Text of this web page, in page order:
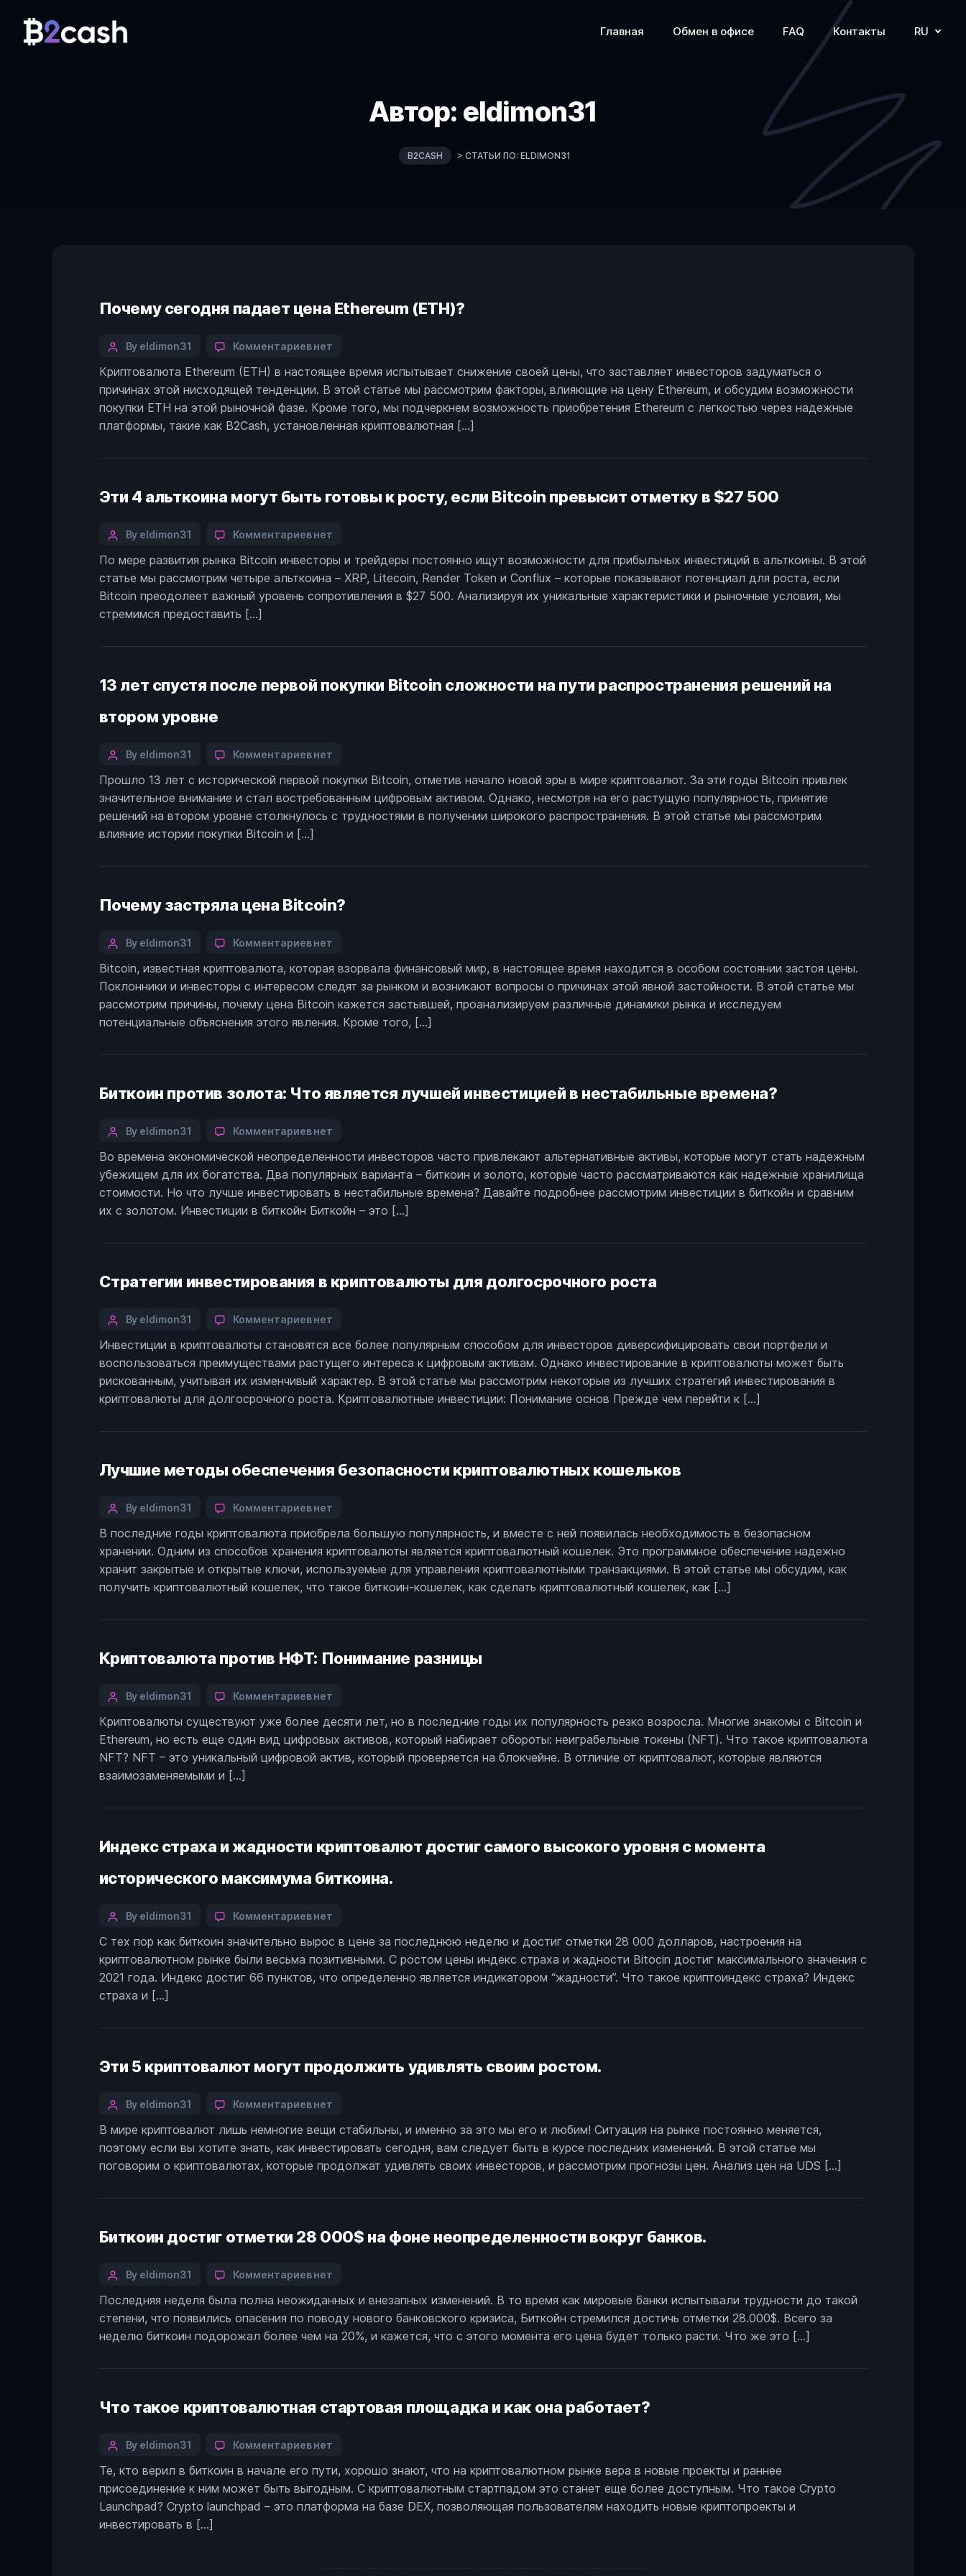
Главная Обмен в офисе FAQ Контакты RU
Автор: eldimon31
B2CASH > СТАТЬИ ПО: ELDIMON31
Почему сегодня падает цена Ethereum (ETH)?
Categories
PostBy eldimon31 Комментариевк
Почему
сегодня
падает
нет
Криптовалюта Ethereum (ETH) в настоящее время испытывает снижение своей цены, что заставляет инвесторов задуматься о
причинах этой нисходящей тенденции. В этой статье мы рассмотрим факторы, влияющие на цену Ethereum, и обсудим возможности
покупки ETH на этой рыночной фазе. Кроме того, мы подчеркнем возможность приобретения Ethereum с легкостью через надежные
платформы, такие как B2Cash, установленная криптовалютная […]
Эти 4 альткоина могут быть готовы к росту, если Bitcoin превысит отметку в $27 500
Categories
PostBy eldimon31 Комментариевк
Эти
4
альткоина
если
$27
500
нет
По мере развития рынка Bitcoin инвесторы и трейдеры постоянно ищут возможности для прибыльных инвестиций в альткоины. В этой
статье мы рассмотрим четыре альткоина – XRP, Litecoin, Render Token и Conflux – которые показывают потенциал для роста, если
Bitcoin преодолеет важный уровень сопротивления в $27 500. Анализируя их уникальные характеристики и рыночные условия, мы
стремимся предоставить […]
13 лет спустя после первой покупки Bitcoin сложности на пути распространения решений на
втором уровне
Categories
PostBy eldimon31 Комментариевк
13
лет
спустя
после
первой
на
решений
на
втором
уровне
нет
Прошло 13 лет с исторической первой покупки Bitcoin, отметив начало новой эры в мире криптовалют. За эти годы Bitcoin привлек
значительное внимание и стал востребованным цифровым активом. Однако, несмотря на его растущую популярность, принятие
решений на втором уровне столкнулось с трудностями в получении широкого распространения. В этой статье мы рассмотрим
влияние истории покупки Bitcoin и […]
Почему застряла цена Bitcoin?
Categories
PostBy eldimon31 Комментариевк
Почему
застряла
цена
Bitcoin?
нет
Bitcoin, известная криптовалюта, которая взорвала финансовый мир, в настоящее время находится в особом состоянии застоя цены.
Поклонники и инвесторы с интересом следят за рынком и возникают вопросы о причинах этой явной застойности. В этой статье мы
рассмотрим причины, почему цена Bitcoin кажется застывшей, проанализируем различные динамики рынка и исследуем
потенциальные объяснения этого явления. Кроме того, […]
Биткоин против золота: Что является лучшей инвестицией в нестабильные времена?
Categories
PostBy eldimon31 Комментариевк
Биткоин
против
золота:
Что
нестабильные
нет
Во времена экономической неопределенности инвесторов часто привлекают альтернативные активы, которые могут стать надежным
убежищем для их богатства. Два популярных варианта – биткоин и золото, которые часто рассматриваются как надежные хранилища
стоимости. Но что лучше инвестировать в нестабильные времена? Давайте подробнее рассмотрим инвестиции в биткойн и сравним
их с золотом. Инвестиции в биткойн Биткойн – это […]
Стратегии инвестирования в криптовалюты для долгосрочного роста
Categories
PostBy eldimon31 Комментариевк
Стратегии
инвестирования
в
криптовалюты
нет
Инвестиции в криптовалюты становятся все более популярным способом для инвесторов диверсифицировать свои портфели и
воспользоваться преимуществами растущего интереса к цифровым активам. Однако инвестирование в криптовалюты может быть
рискованным, учитывая их изменчивый характер. В этой статье мы рассмотрим некоторые из лучших стратегий инвестирования в
криптовалюты для долгосрочного роста. Криптовалютные инвестиции: Понимание основ Прежде чем перейти к […]
Лучшие методы обеспечения безопасности криптовалютных кошельков
Categories
PostBy eldimon31 Комментариевк
Лучшие
методы
обеспечения
безопасности
нет
В последние годы криптовалюта приобрела большую популярность, и вместе с ней появилась необходимость в безопасном
хранении. Одним из способов хранения криптовалюты является криптовалютный кошелек. Это программное обеспечение надежно
хранит закрытые и открытые ключи, используемые для управления криптовалютными транзакциями. В этой статье мы обсудим, как
получить криптовалютный кошелек, что такое биткоин-кошелек, как сделать криптовалютный кошелек, как […]
Криптовалюта против НФТ: Понимание разницы
Categories
PostBy eldimon31 Комментариевк
Криптовалюта
против
НФТ:
нет
Криптовалюты существуют уже более десяти лет, но в последние годы их популярность резко возросла. Многие знакомы с Bitcoin и
Ethereum, но есть еще один вид цифровых активов, который набирает обороты: неиграбельные токены (NFT). Что такое криптовалюта
NFT? NFT – это уникальный цифровой актив, который проверяется на блокчейне. В отличие от криптовалют, которые являются
взаимозаменяемыми и […]
Индекс страха и жадности криптовалют достиг самого высокого уровня с момента
исторического максимума биткоина.
Categories
PostBy eldimon31 Комментариевк
Индекс
страха
и
уровня
исторического
максимума
биткоина.
нет
С тех пор как биткоин значительно вырос в цене за последнюю неделю и достиг отметки 28 000 долларов, настроения на
криптовалютном рынке были весьма позитивными. С ростом цены индекс страха и жадности Bitocin достиг максимального значения с
2021 года. Индекс достиг 66 пунктов, что определенно является индикатором “жадности”. Что такое криптоиндекс страха? Индекс
страха и […]
Эти 5 криптовалют могут продолжить удивлять своим ростом.
Categories
PostBy eldimon31 Комментариевк
Эти
5
криптовалют
ростом.
нет
В мире криптовалют лишь немногие вещи стабильны, и именно за это мы его и любим! Ситуация на рынке постоянно меняется,
поэтому если вы хотите знать, как инвестировать сегодня, вам следует быть в курсе последних изменений. В этой статье мы
поговорим о криптовалютах, которые продолжат удивлять своих инвесторов, и рассмотрим прогнозы цен. Анализ цен на UDS […]
Биткоин достиг отметки 28 000$ на фоне неопределенности вокруг банков.
Categories
PostBy eldimon31 Комментариевк
Биткоин
достиг
отметки
неопределенности
нет
Последняя неделя была полна неожиданных и внезапных изменений. В то время как мировые банки испытывали трудности до такой
степени, что появились опасения по поводу нового банковского кризиса, Биткойн стремился достичь отметки 28.000$. Всего за
неделю биткоин подорожал более чем на 20%, и кажется, что с этого момента его цена будет только расти. Что же это […]
Что такое криптовалютная стартовая площадка и как она работает?
Categories
PostBy eldimon31 Комментариевк
Что
такое
криптовалютная
нет
Те, кто верил в биткоин в начале его пути, хорошо знают, что на криптовалютном рынке вера в новые проекты и раннее
присоединение к ним может быть выгодным. С криптовалютным стартпадом это станет еще более доступным. Что такое Crypto
Launchpad? Crypto launchpad – это платформа на базе DEX, позволяющая пользователям находить новые криптопроекты и
инвестировать в […]